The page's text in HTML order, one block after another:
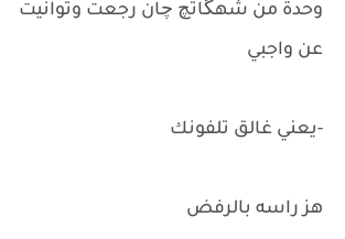
وحدة من شهگاتچ چان رجعت وتوانيت
عن واجبي
-يعني غالق تلفونك
هز راسه بالرفض